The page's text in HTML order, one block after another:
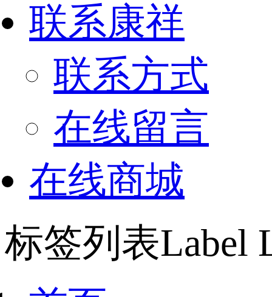
联系康祥
联系方式
在线留言
在线商城
标签列表Label